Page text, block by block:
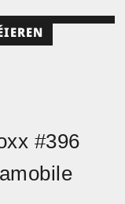
#396